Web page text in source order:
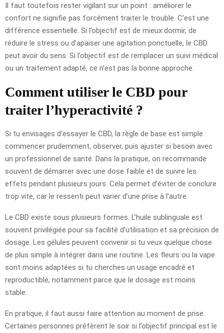
Il faut toutefois rester vigilant sur un point : améliorer le
confort ne signifie pas forcément traiter le trouble. C’est une
différence essentielle. Si l’objectif est de mieux dormir, de
réduire le stress ou d’apaiser une agitation ponctuelle, le CBD
peut avoir du sens. Si l’objectif est de remplacer un suivi médical
ou un traitement adapté, ce n’est pas la bonne approche.
Comment utiliser le CBD pour
traiter l’hyperactivité ?
Si tu envisages d’essayer le CBD, la règle de base est simple :
commencer prudemment, observer, puis ajuster si besoin avec
un professionnel de santé. Dans la pratique, on recommande
souvent de démarrer avec une dose faible et de suivre les
effets pendant plusieurs jours. Cela permet d’éviter de conclure
trop vite, car le ressenti peut varier d’une prise à l’autre.
Le CBD existe sous plusieurs formes. L’huile sublinguale est
souvent privilégiée pour sa facilité d’utilisation et sa précision de
dosage. Les gélules peuvent convenir si tu veux quelque chose
de plus simple à intégrer dans une routine. Les fleurs ou la vape
sont moins adaptées si tu cherches un usage encadré et
reproductible, notamment parce que le dosage est moins
stable.
En pratique, il faut aussi faire attention au moment de prise.
Certaines personnes préfèrent le soir si l’objectif principal est le